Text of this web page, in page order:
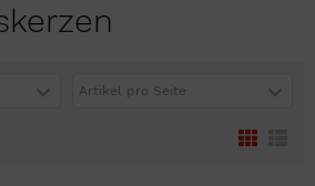
Artikel pro Seite